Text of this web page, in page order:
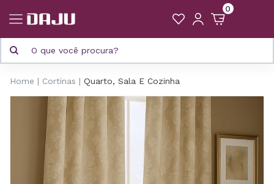
0
Home Cortinas Quarto, Sala E Cozinha